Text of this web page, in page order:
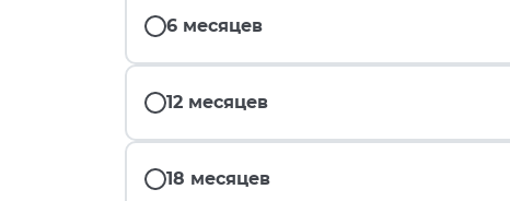
6 месяцев
12 месяцев
18 месяцев